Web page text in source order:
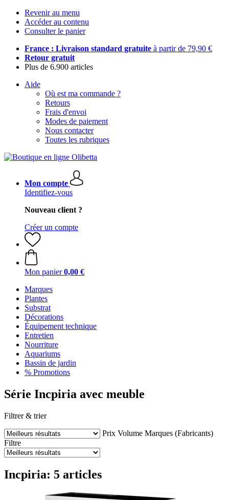
Revenir au menu
Accéder au contenu
Consulter le panier
France : Livraison standard gratuite à partir de 79,90 €
Retour gratuit
Plus de 6.900 articles
Aide
Où est ma commande ?
Retours
Frais d'envoi
Modes de paiement
Nous contacter
Toutes les rubriques
Mon compte
Identifiez-vous
Nouveau client ?
Créer un compte
Mon panier 0,00 €
Marques
Plantes
Substrat
Décorations
Équipement technique
Entretien
Nourriture
Aquariums
Bassin de jardin
% Promotions
Série Incpiria avec meuble
Filtrer & trier
Prix Volume Marques (Fabricants)
Filtre
Incpiria: 5 articles